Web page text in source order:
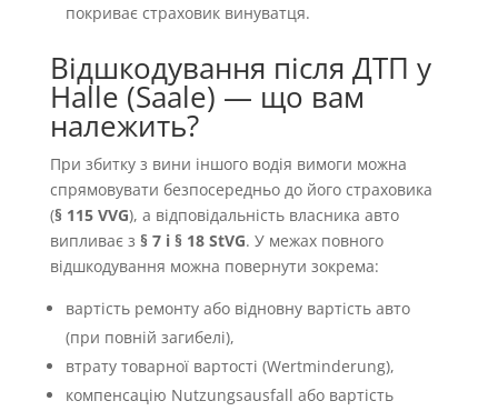
покриває страховик винуватця.
Відшкодування після ДТП у
Halle (Saale) — що вам
належить?
При збитку з вини іншого водія вимоги можна
спрямовувати безпосередньо до його страховика
(§ 115 VVG), а відповідальність власника авто
випливає з § 7 і § 18 StVG. У межах повного
відшкодування можна повернути зокрема:
вартість ремонту або відновну вартість авто
(при повній загибелі),
втрату товарної вартості (Wertminderung),
компенсацію Nutzungsausfall або вартість